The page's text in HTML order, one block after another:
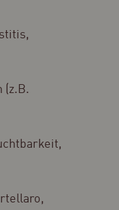
(z.B.